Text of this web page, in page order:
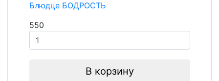
Блюдце БОДРОСТЬ
550
В корзину